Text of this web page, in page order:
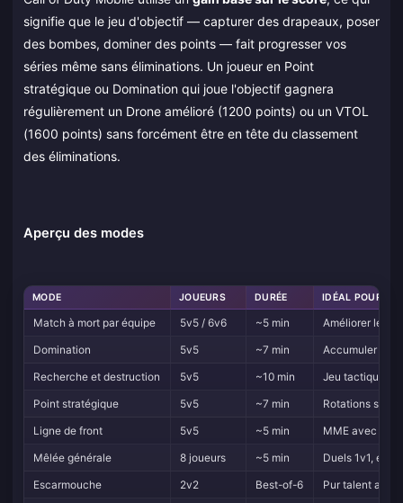
signifie que le jeu d'objectif — capturer des drapeaux, poser
des bombes, dominer des points — fait progresser vos
séries même sans éliminations. Un joueur en Point
stratégique ou Domination qui joue l'objectif gagnera
régulièrement un Drone amélioré (1200 points) ou un VTOL
(1600 points) sans forcément être en tête du classement
des éliminations.
Aperçu des modes
MODE JOUEURS DURÉE IDÉAL POUR
Match à mort par équipe 5v5 / 6v6 ~5 min
Améliorer les
Domination
5v5 ~7 min
Accumuler des
Recherche et destruction
5v5 ~10 min
Jeu tactique,
Point stratégique
5v5 ~7 min
Rotations sous
Ligne de front
5v5 ~5 min
MME avec
Mêlée générale
8 joueurs ~5 min
Duels 1v1,
Escarmouche
2v2 Best-of-6
Pur talent au tir